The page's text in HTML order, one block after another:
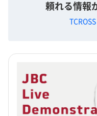
頼れる情報